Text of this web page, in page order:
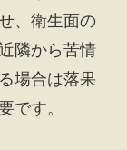
、衛生面の
隣から苦情
場合は落果
です。